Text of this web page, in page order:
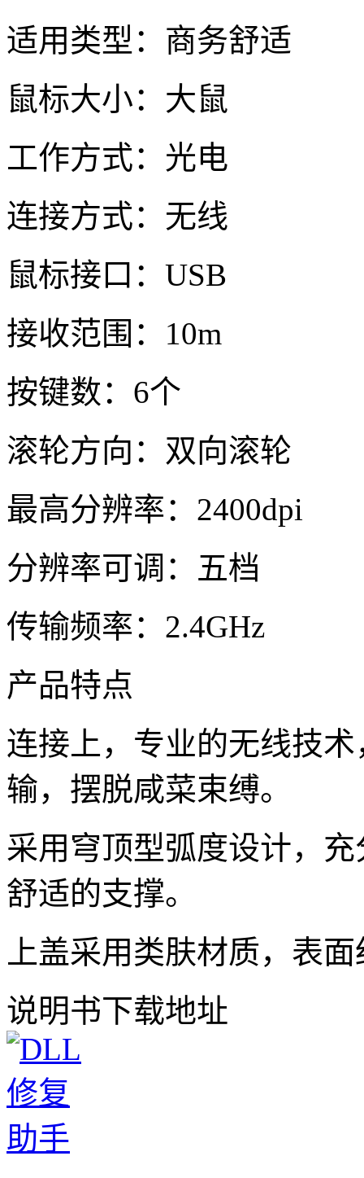
适用类型：商务舒适
鼠标大小：大鼠
工作方式：光电
连接方式：无线
鼠标接口：USB
接收范围：10m
按键数：6个
滚轮方向：双向滚轮
最高分辨率：2400dpi
分辨率可调：五档
传输频率：2.4GHz
产品特点
连接上，专业的无线技
输，摆脱咸菜束缚。
采用穹顶型弧度设计，
舒适的支撑。
上盖采用类肤材质，表
说明书下载地址